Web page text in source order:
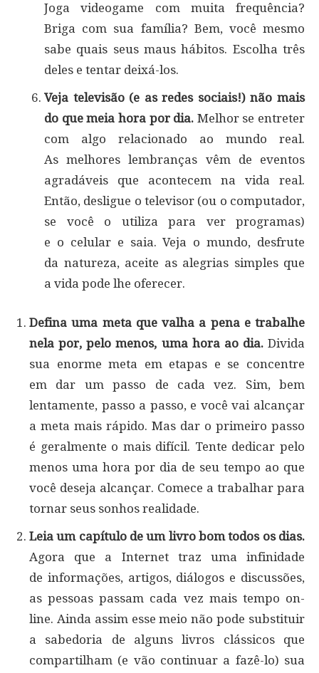
Joga videogame com muita frequência?
Briga com sua família? Bem, você mesmo
sabe quais seus maus hábitos. Escolha três
deles e tentar deixá-los.
Veja televisão (e as redes sociais!) não mais
do que meia hora por dia. Melhor se entreter
com algo relacionado ao mundo real.
As melhores lembranças vêm de ​eventos
agradáveis que acontecem na vida real.
Então, desligue o televisor (ou o computador,
se você o utiliza para ver programas)
e o celular e saia. Veja o mundo, desfrute
da natureza, aceite as alegrias simples que
a vida pode lhe oferecer.
Defina uma meta que valha a pena e trabalhe
nela por, pelo menos, uma hora ao dia.Divida
sua enorme meta em etapas e se concentre
em dar um passo de cada vez. Sim, bem
lentamente, passo a passo, e você vai alcançar
a meta mais rápido. Mas dar o primeiro passo
é geralmente o mais difícil. Tente dedicar pelo
menos uma hora por dia de seu tempo ao que
você deseja alcançar. Comece a trabalhar para
tornar seus sonhos realidade.
Leia um capítulo de um livro bom todos os dias.
Agora que a Internet traz uma infinidade
de informações, artigos, diálogos e discussões,
as pessoas passam cada vez mais tempo on-
line. Ainda assim esse meio não pode substituir
a sabedoria de alguns livros clássicos que
compartilham (e vão continuar a fazê-lo) sua